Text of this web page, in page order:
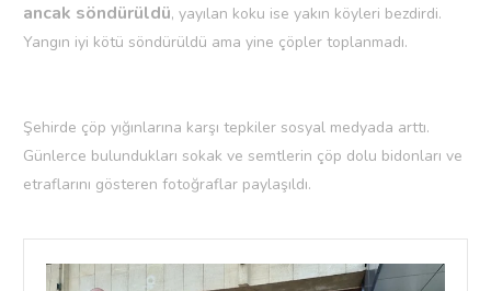
ancak söndürüldü, yayılan koku ise yakın köyleri bezdirdi.
Yangın iyi kötü söndürüldü ama yine çöpler toplanmadı.
Şehirde çöp yığınlarına karşı tepkiler sosyal medyada arttı.
Günlerce bulundukları sokak ve semtlerin çöp dolu bidonları ve
etraflarını gösteren fotoğraflar paylaşıldı.